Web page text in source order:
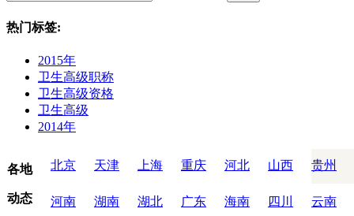
热门标签:
2015年
卫生高级职称
卫生高级资格
卫生高级
2014年
各地
动态
北京 天津 上海 重庆 河北 山西 贵州
河南 湖南 湖北 广东 海南 四川 云南